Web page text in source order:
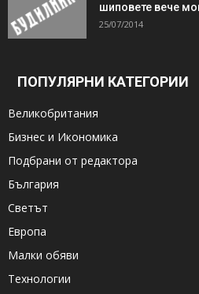
шиповете вече
25/07/2014
ПОПУЛЯРНИ КАТЕГОРИИ
Великобритания
Бизнес и Икономика
Подбрани от редактора
България
Светът
Европа
Малки обяви
Технологии